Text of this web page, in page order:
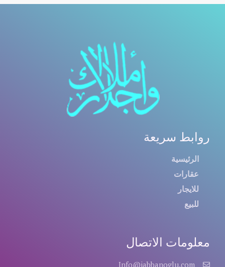
روابط سريعة
الرئيسية
عقارات
للايجار
للبيع
معلومات الاتصال
Info@jabbanoglu.com